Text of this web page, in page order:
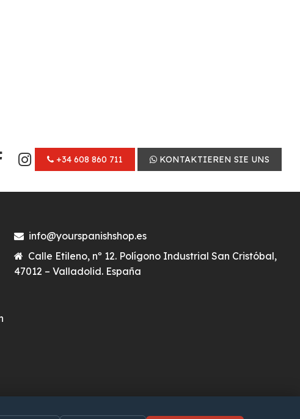
+34 608 860 711 KONTAKTIEREN SIE UNS
info@yourspanishshop.es
Calle Etileno, nº 12. Polígono Industrial San Cristóbal,
47012 – Valladolid. España